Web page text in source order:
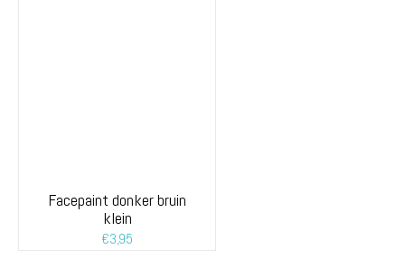
Facepaint donker bruin
klein
€3,95